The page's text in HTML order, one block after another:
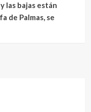
las bajas están
de Palmas, se